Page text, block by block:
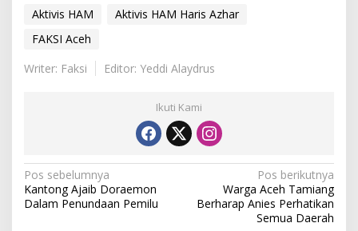
Aktivis HAM
Aktivis HAM Haris Azhar
FAKSI Aceh
Writer: Faksi
Editor: Yeddi Alaydrus
Ikuti Kami
N
a
Pos sebelumnya
Kantong Ajaib Doraemon
Dalam Penundaan Pemilu
Pos berikutnya
Warga Aceh Tamiang
Berharap Anies Perhatikan
Semua Daerah